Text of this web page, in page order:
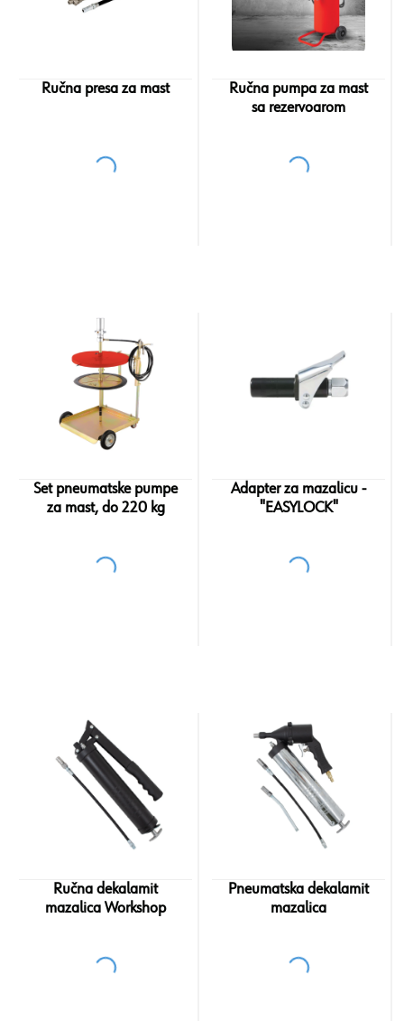
Ručna presa za mast
Ručna pumpa za mast
sa rezervoarom
Set pneumatske pumpe
za mast, do 220 kg
Adapter za mazalicu -
"EASYLOCK"
Ručna dekalamit
mazalica Workshop
Pneumatska dekalamit
mazalica